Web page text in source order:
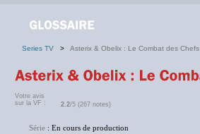
Series TV > Asterix & Obelix : Le Combat des Chefs
Votre avis
sur la VF :
2.2/5 (267 notes)
Série : En cours de production